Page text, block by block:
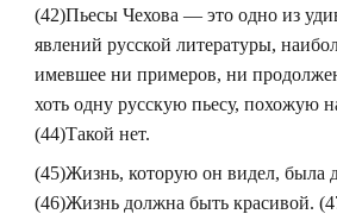
(42)Пьесы Чехова — это одно из
явлений русской литературы,
имевшее ни примеров, ни
хоть одну русскую пьесу, похожую
(44)Такой нет.
(45)Жизнь, которую он видел, была
(46)Жизнь должна быть красивой.